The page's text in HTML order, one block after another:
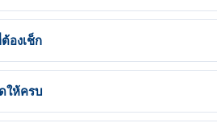
องเช็ก
ให้ครบ